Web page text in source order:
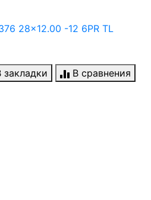
28x12.00 -12 6PR TL
закладки В сравнения